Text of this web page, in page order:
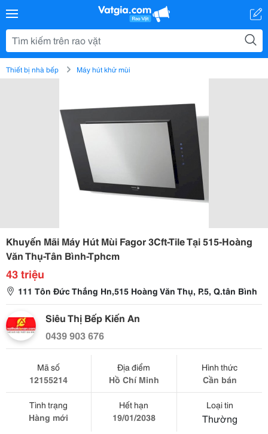
Thiết bị nhà bếp Máy hút khử mùi
Khuyến Mãi Máy Hút Mùi Fagor 3Cft-Tile Tại 515-Hoàng
Văn Thụ-Tân Bình-Tphcm
43 triệu
111 Tôn Đức Thắng Hn,515 Hoàng Văn Thụ, P.5, Q.tân Bình
Siêu Thị Bếp Kiến An
0439 903 676
Mã số
12155214
Địa điểm
Hồ Chí Minh
Hình thức
Cần bán
Tình trạng
Hàng mới
Hết hạn
19/01/2038
Loại tin
Thường